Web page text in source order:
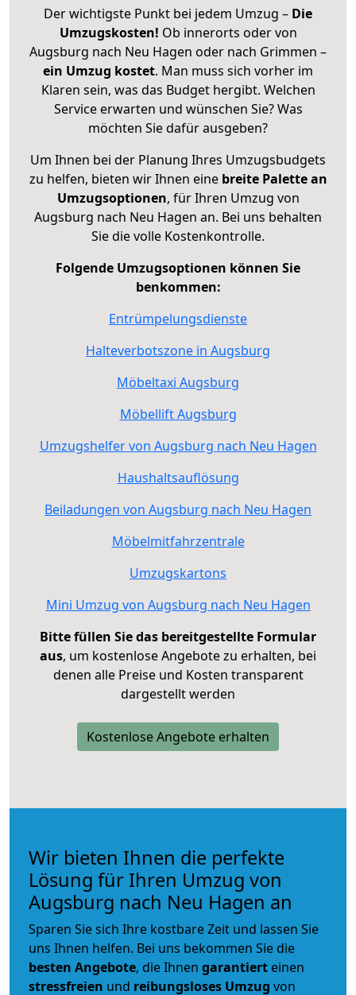
Der wichtigste Punkt bei jedem Umzug – Die
Umzugskosten! Ob innerorts oder von
Augsburg nach Neu Hagen oder nach Grimmen –
ein Umzug kostet. Man muss sich vorher im
Klaren sein, was das Budget hergibt. Welchen
Service erwarten und wünschen Sie? Was
möchten Sie dafür ausgeben?
Um Ihnen bei der Planung Ihres Umzugsbudgets
zu helfen, bieten wir Ihnen eine breite Palette an
Umzugsoptionen, für Ihren Umzug von
Augsburg nach Neu Hagen an. Bei uns behalten
Sie die volle Kostenkontrolle.
Folgende Umzugsoptionen können Sie
benkommen:
Entrümpelungsdienste
Halteverbotszone in Augsburg
Möbeltaxi Augsburg
Möbellift Augsburg
Umzugshelfer von Augsburg nach Neu Hagen
Haushaltsauflösung
Beiladungen von Augsburg nach Neu Hagen
Möbelmitfahrzentrale
Umzugskartons
Mini Umzug von Augsburg nach Neu Hagen
Bitte füllen Sie das bereitgestellte Formular
aus, um kostenlose Angebote zu erhalten, bei
denen alle Preise und Kosten transparent
dargestellt werden
Kostenlose Angebote erhalten
Wir bieten Ihnen die perfekte
Lösung für Ihren Umzug von
Augsburg nach Neu Hagen an
Sparen Sie sich Ihre kostbare Zeit und lassen Sie
uns Ihnen helfen. Bei uns bekommen Sie die
besten Angebote, die Ihnen garantiert einen
stressfreien und reibungsloses Umzug von